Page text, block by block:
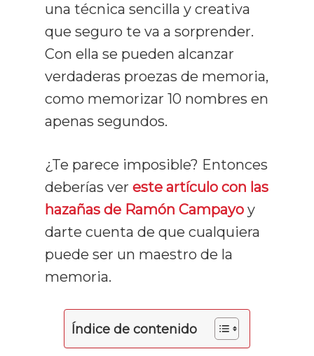
una técnica sencilla y creativa
que seguro te va a sorprender.
Con ella se pueden alcanzar
verdaderas proezas de memoria,
como memorizar 10 nombres en
apenas segundos.
¿Te parece imposible? Entonces
deberías ver este artículo con las
hazañas de Ramón Campayo y
darte cuenta de que cualquiera
puede ser un maestro de la
memoria.
Índice de contenido